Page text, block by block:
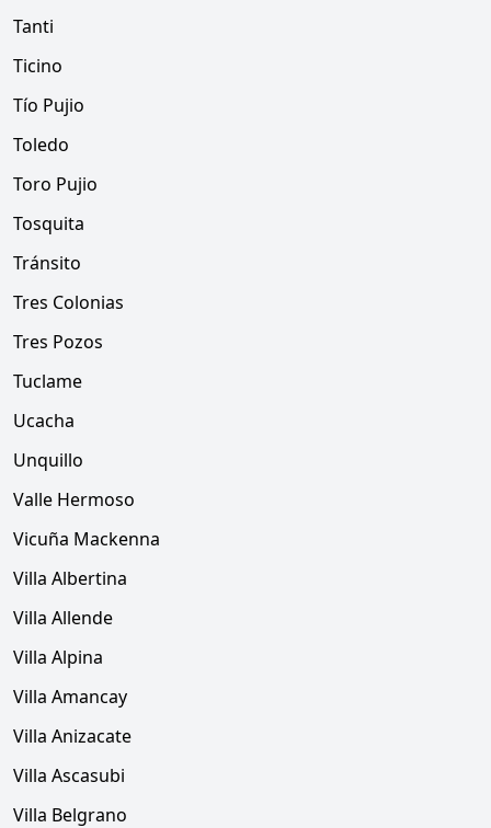
Tanti
Ticino
Tío Pujio
Toledo
Toro Pujio
Tosquita
Tránsito
Tres Colonias
Tres Pozos
Tuclame
Ucacha
Unquillo
Valle Hermoso
Vicuña Mackenna
Villa Albertina
Villa Allende
Villa Alpina
Villa Amancay
Villa Anizacate
Villa Ascasubi
Villa Belgrano